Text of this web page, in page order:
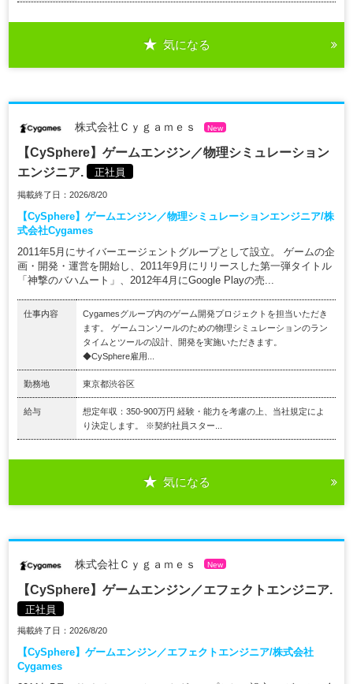
気になる
株式会社Ｃｙｇａｍｅｓ New
【CySphere】ゲームエンジン／物理シミュレーション
エンジニア.
正社員
掲載終了日：2026/8/20
【CySphere】ゲームエンジン／物理シミュレーションエンジニア/株
式会社Cygames
2011年5月にサイバーエージェントグループとして設立。 ゲームの企
画・開発・運営を開始し、2011年9月にリリースした第一弾タイトル
「神撃のバハムート」、2012年4月にGoogle Playの売...
仕事内容
Cygamesグループ内のゲーム開発プロジェクトを担当いただき
ます。 ゲームコンソールのための物理シミュレーションのラン
タイムとツールの設計、開発を実施いただきます。
◆CySphere雇用...
勤務地 東京都渋谷区
給与
想定年収：350-900万円 経験・能力を考慮の上、当社規定によ
り決定します。 ※契約社員スター...
気になる
株式会社Ｃｙｇａｍｅｓ New
【CySphere】ゲームエンジン／エフェクトエンジニア.
正社員
掲載終了日：2026/8/20
【CySphere】ゲームエンジン／エフェクトエンジニア/株式会社
Cygames